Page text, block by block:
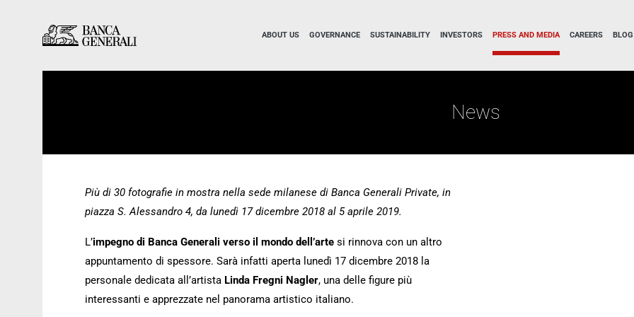
ABOUT US GOVERNANCE SUSTAINABILITY INVESTORS PRESS AND MEDIA CAREERS BLOG
News
Più di 30 fotografie in mostra nella sede milanese di Banca Generali Private, in
piazza S. Alessandro 4, da lunedì 17 dicembre 2018 al 5 aprile 2019.
L’impegno di Banca Generali verso il mondo dell’arte si rinnova con un altro
appuntamento di spessore. Sarà infatti aperta lunedì 17 dicembre 2018 la
personale dedicata all’artista Linda Fregni Nagler, una delle figure più
interessanti e apprezzate nel panorama artistico italiano.